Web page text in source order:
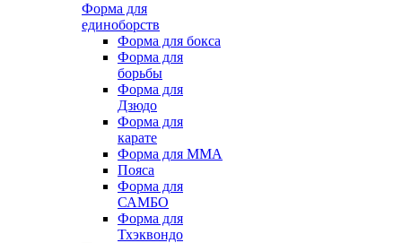
Форма для
единоборств
Форма для бокса
Форма для
борьбы
Форма для
Дзюдо
Форма для
карате
Форма для MMA
Пояса
Форма для
САМБО
Форма для
Тхэквондо